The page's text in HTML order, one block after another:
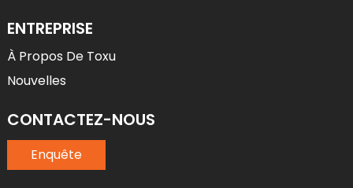
ENTREPRISE
À Propos De Toxu
Nouvelles
CONTACTEZ-NOUS
Enquête